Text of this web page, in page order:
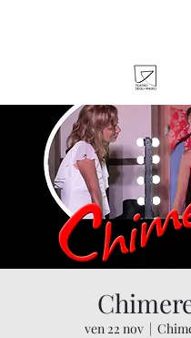
ven 22 nov
  |